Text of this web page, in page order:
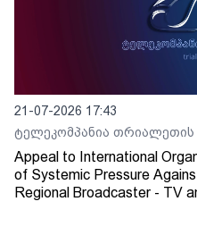
21-07-2026 17:43
ტელეკომპანია თრიალეთის
Appeal to International
of Systemic Pressure
Regional Broadcaster - TV